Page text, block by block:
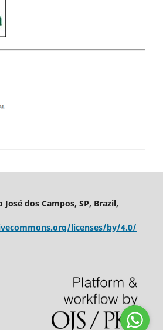
José dos Campos, SP, Brazil,
licenses/by/4.0/